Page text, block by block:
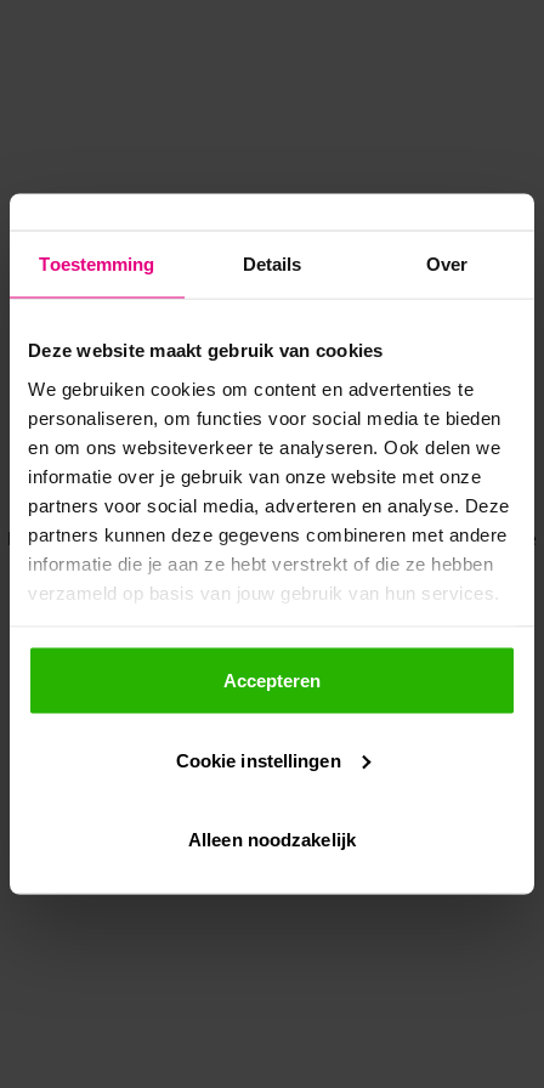
Toestemming Details Over
Deze website maakt gebruik van cookies
We gebruiken cookies om content en advertenties te
personaliseren, om functies voor social media te bieden
en om ons websiteverkeer te analyseren. Ook delen we
informatie over je gebruik van onze website met onze
partners voor social media, adverteren en analyse. Deze
partners kunnen deze gegevens combineren met andere
informatie die je aan ze hebt verstrekt of die ze hebben
verzameld op basis van jouw gebruik van hun services.
Als je op "Accepteer" klikt, dan geef je Voordeeluitjes.nl
toestemming om cookies voor social media en
gepersonaliseerde advertenties te plaatsen.
Lees hier meer over in onsprivacybeleid
Via "Cookie instellingen" kun je ook zelf instellen welke
Accepteren
Cookie instellingen
Alleen noodzakelijk
Application error: a client-side exception has occurred while
loadingwww.voordeeluitjes.nl (see the browser console for more
information).